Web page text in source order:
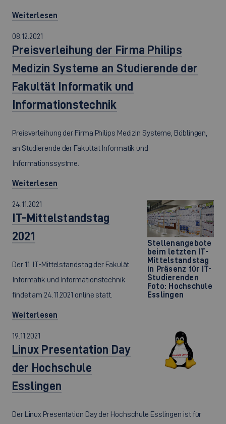
Weiterlesen
08.12.2021
Preisverleihung der Firma Philips
Medizin Systeme an Studierende der
Fakultät Informatik und
Informationstechnik
Preisverleihung der Firma Philips Medizin Systeme, Böblingen,
an Studierende der Fakultät Informatik und
Informationssystme.
Weiterlesen
Stellenangebote
beim letzten IT-
Mittelstandstag
in Präsenz für IT-
Studierenden
Foto: Hochschule
Esslingen
24.11.2021
IT-Mittelstandstag
2021
Der 11. IT-Mittelstandstag der Fakulät
Informatik und Informationstechnik
findet am 24.11.2021 online statt.
Weiterlesen
19.11.2021
Linux Presentation Day
der Hochschule
Esslingen
Der Linux Presentation Day der Hochschule Esslingen ist für